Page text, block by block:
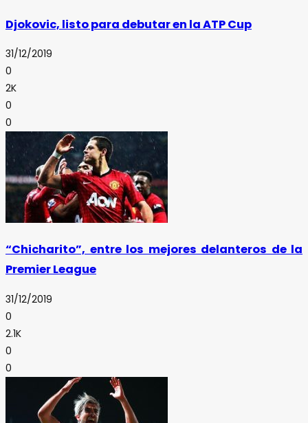
Djokovic, listo para debutar en la ATP Cup
31/12/2019
0
2K
0
0
“Chicharito”, entre los mejores delanteros de la
Premier League
31/12/2019
0
2.1K
0
0